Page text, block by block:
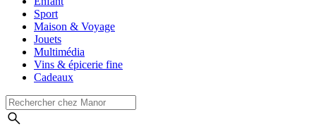
Sport
Maison & Voyage
Jouets
Multimédia
Vins & épicerie fine
Cadeaux